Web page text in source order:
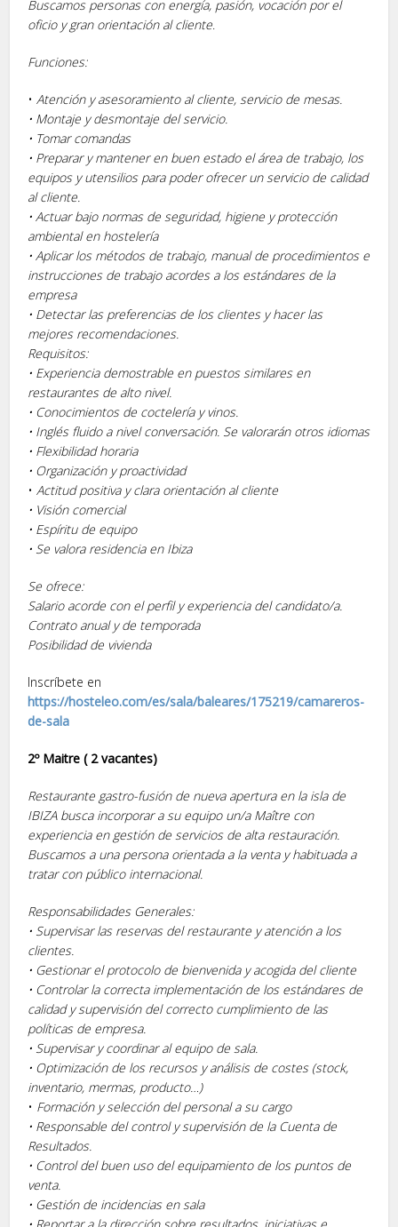
Buscamos personas con energía, pasión, vocación por el
oficio y gran orientación al cliente.
Funciones:
•Atención y asesoramiento al cliente, servicio de mesas.
• Montaje y desmontaje del servicio.
• Tomar comandas
• Preparar y mantener en buen estado el área de trabajo, los
equipos y utensilios para poder ofrecer un servicio de calidad
al cliente.
• Actuar bajo normas de seguridad, higiene y protección
ambiental en hostelería
• Aplicar los métodos de trabajo, manual de procedimientos e
instrucciones de trabajo acordes a los estándares de la
empresa
• Detectar las preferencias de los clientes y hacer las
mejores recomendaciones.
Requisitos:
• Experiencia demostrable en puestos similares en
restaurantes de alto nivel.
• Conocimientos de coctelería y vinos.
• Inglés fluido a nivel conversación. Se valorarán otros idiomas
• Flexibilidad horaria
• Organización y proactividad
•Actitud positiva y clara orientación al cliente
• Visión comercial
• Espíritu de equipo
• Se valora residencia en Ibiza
Se ofrece:
Salario acorde con el perfil y experiencia del candidato/a.
Contrato anual y de temporada
Posibilidad de vivienda
Inscríbete en
https://hosteleo.com/es/sala/baleares/175219/camareros-
de-sala
2º Maitre ( 2 vacantes)
Restaurante gastro-fusión de nueva apertura en la isla de
IBIZA busca incorporar a su equipo un/a Maître con
experiencia en gestión de servicios de alta restauración.
Buscamos a una persona orientada a la venta y habituada a
tratar con público internacional.
Responsabilidades Generales:
• Supervisar las reservas del restaurante y atención a los
clientes.
• Gestionar el protocolo de bienvenida y acogida del cliente
• Controlar la correcta implementación de los estándares de
calidad y supervisión del correcto cumplimiento de las
políticas de empresa.
• Supervisar y coordinar al equipo de sala.
• Optimización de los recursos y análisis de costes (stock,
inventario, mermas, producto…)
• Formación y selección del personal a su cargo
• Responsable del control y supervisión de la Cuenta de
Resultados.
• Control del buen uso del equipamiento de los puntos de
venta.
• Gestión de incidencias en sala